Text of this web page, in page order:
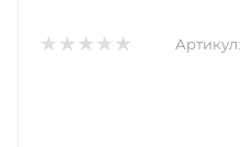
Артикул: